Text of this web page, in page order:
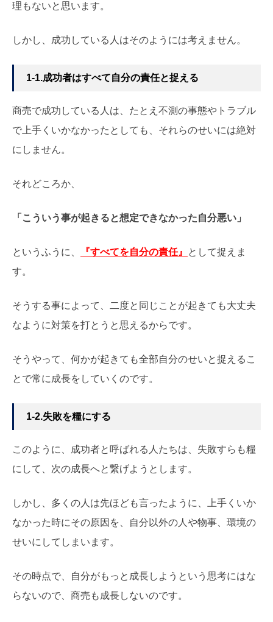
理もないと思います。
しかし、成功している人はそのようには考えません。
1-1.成功者はすべて自分の責任と捉える
商売で成功している人は、たとえ不測の事態やトラブル
で上手くいかなかったとしても、それらのせいには絶対
にしません。
それどころか、
「こういう事が起きると想定できなかった自分悪い」
というふうに、 『すべてを自分の責任』
として捉えま
す。
そうする事によって、二度と同じことが起きても大丈夫
なように対策を打とうと思えるからです。
そうやって、何かが起きても全部自分のせいと捉えるこ
とで常に成長をしていくのです。
1-2.失敗を糧にする
このように、成功者と呼ばれる人たちは、失敗すらも糧
にして、次の成長へと繋げようとします。
しかし、多くの人は先ほども言ったように、上手くいか
なかった時にその原因を、自分以外の人や物事、環境の
せいにしてしまいます。
その時点で、自分がもっと成長しようという思考にはな
らないので、商売も成長しないのです。